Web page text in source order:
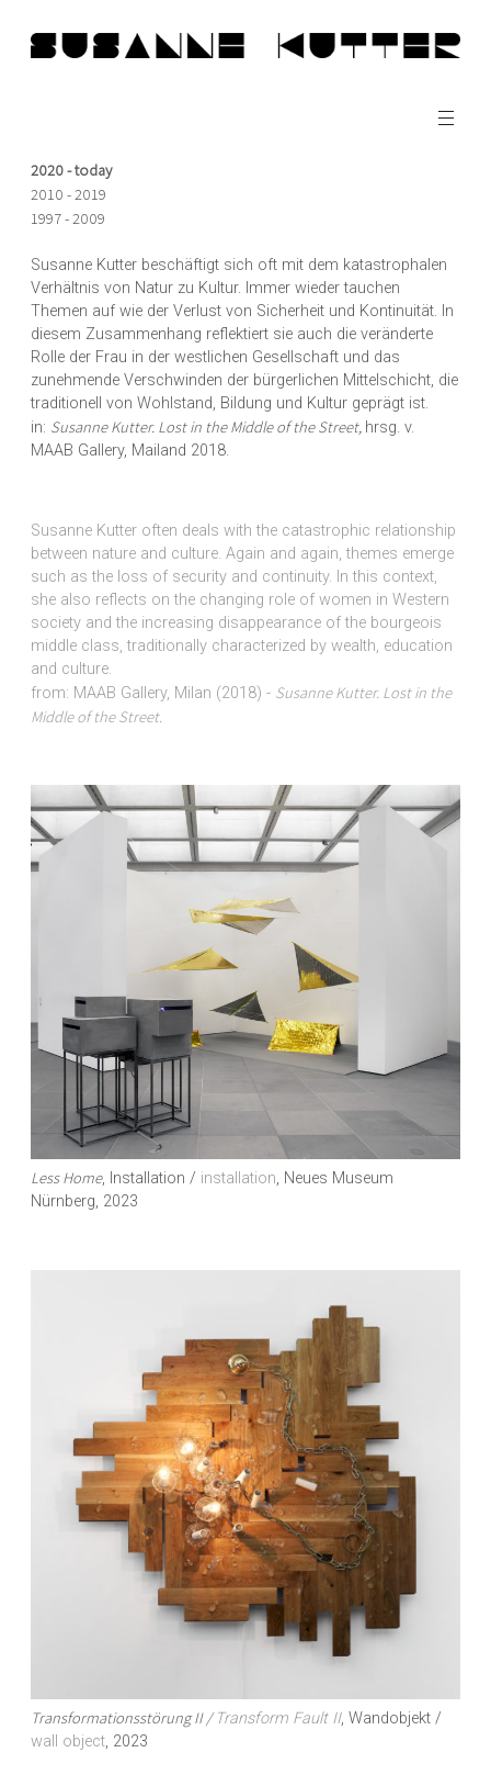
Inhalt
springen
2020 - today
2010 - 2019
1997 - 2009
Susanne Kutter beschäftigt sich oft mit dem katastrophalen
Verhältnis von Natur zu Kultur. Immer wieder tauchen
Themen auf wie der Verlust von Sicherheit und Kontinuität. In
diesem Zusammenhang reflektiert sie auch die veränderte
Rolle der Frau in der westlichen Gesellschaft und das
zunehmende Verschwinden der bürgerlichen Mittelschicht, die
traditionell von Wohlstand, Bildung und Kultur geprägt ist.
in: Susanne Kutter. Lost in the Middle of the Street, hrsg. v.
MAAB Gallery, Mailand 2018.
Susanne Kutter often deals with the catastrophic relationship
between nature and culture. Again and again, themes emerge
such as the loss of security and continuity. In this context,
she also reflects on the changing role of women in Western
society and the increasing disappearance of the bourgeois
middle class, traditionally characterized by wealth, education
and culture.
from: MAAB Gallery, Milan (2018) - Susanne Kutter. Lost in the
Middle of the Street.
Less Home, Installation / installation, Neues Museum
Nürnberg, 2023
Transformationsstörung II /Transform Fault II, Wandobjekt /
wall object, 2023